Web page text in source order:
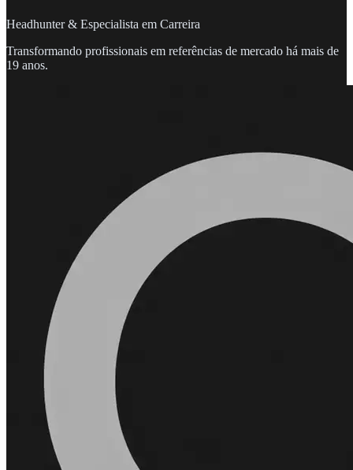
Headhunter & Especialista em Carreira
Transformando profissionais em referências de mercado há mais de
19 anos.